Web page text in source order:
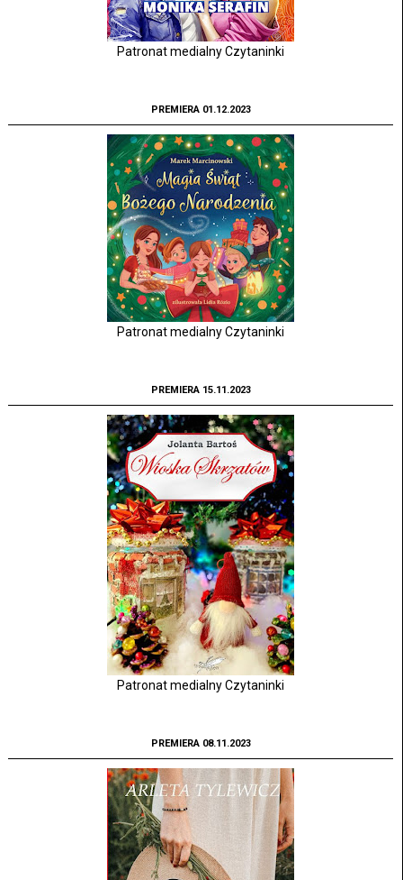
Patronat medialny Czytaninki
PREMIERA 01.12.2023
Patronat medialny Czytaninki
PREMIERA 15.11.2023
Patronat medialny Czytaninki
PREMIERA 08.11.2023